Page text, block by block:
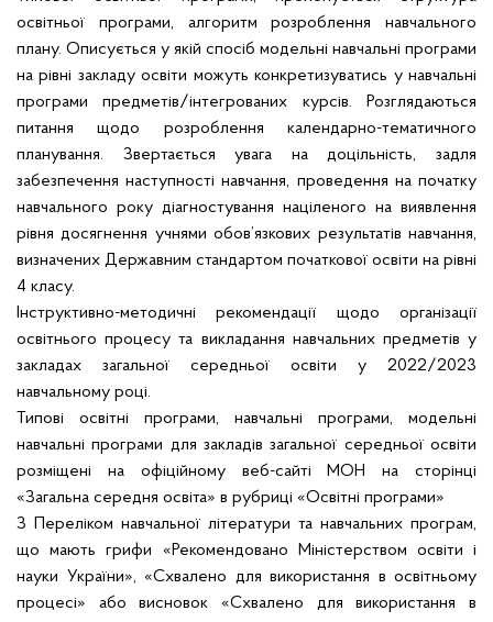
освітньої програми, алгоритм розроблення навчального
плану. Описується у якій спосіб модельні навчальні програми
на рівні закладу освіти можуть конкретизуватись у навчальні
програми предметів/інтегрованих курсів. Розглядаються
питання щодо розроблення календарно-тематичного
планування. Звертається увага на доцільність, задля
забезпечення наступності навчання, проведення на початку
навчального року діагностування націленого на виявлення
рівня досягнення учнями обов’язкових результатів навчання,
визначених Державним стандартом початкової освіти на рівні
4 класу.
Інструктивно-методичні рекомендації щодо організації
освітнього процесу та викладання навчальних предметів у
закладах загальної середньої освіти у 2022/2023
навчальному році.
Типові освітні програми, навчальні програми, модельні
навчальні програми для закладів загальної середньої освіти
розміщені на офіційному веб-сайті МОН на сторінці
«Загальна середня освіта» в рубриці «Освітні програми»
З Переліком навчальної літератури та навчальних програм,
що мають грифи «Рекомендовано Міністерством освіти і
науки України», «Схвалено для використання в освітньому
процесі» або висновок «Схвалено для використання в